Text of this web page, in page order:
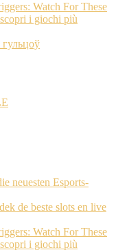
Watch For These
i giochi più
neuesten Esports-
de beste slots en live
Watch For These
i giochi più